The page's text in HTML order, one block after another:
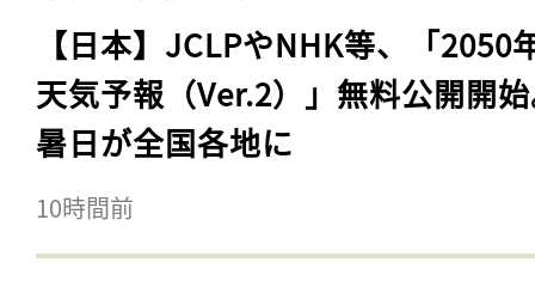
【日本】JCLPやNHK等、「2050
天気予報（Ver.2）」無料公開開
暑日が全国各地に
10時間前